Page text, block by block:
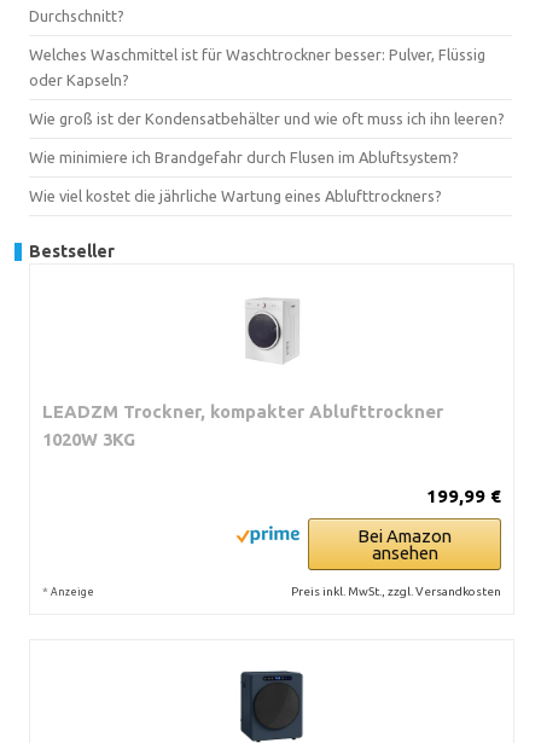
Durchschnitt?
Welches Waschmittel ist für Waschtrockner besser: Pulver, Flüssig
oder Kapseln?
Wie groß ist der Kondensatbehälter und wie oft muss ich ihn leeren?
Wie minimiere ich Brandgefahr durch Flusen im Abluftsystem?
Wie viel kostet die jährliche Wartung eines Ablufttrockners?
Bestseller
LEADZM Trockner, kompakter Ablufttrockner
1020W 3KG
199,99 €
Bei Amazon
ansehen
* Anzeige Preis inkl. MwSt., zzgl. Versandkosten